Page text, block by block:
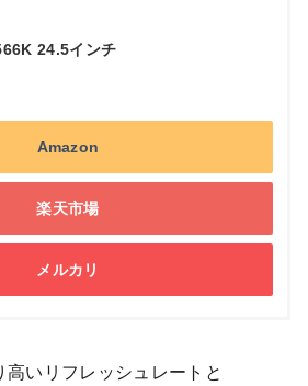
24.5インチ
Amazon
楽天市場
メルカリ
高いリフレッシュレートと